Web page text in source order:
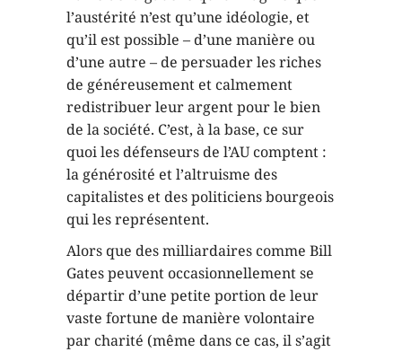
l’austérité n’est qu’une idéologie, et
qu’il est possible – d’une manière ou
d’une autre – de persuader les riches
de généreusement et calmement
redistribuer leur argent pour le bien
de la société. C’est, à la base, ce sur
quoi les défenseurs de l’AU comptent :
la générosité et l’altruisme des
capitalistes et des politiciens bourgeois
qui les représentent.
Alors que des milliardaires comme Bill
Gates peuvent occasionnellement se
départir d’une petite portion de leur
vaste fortune de manière volontaire
par charité (même dans ce cas, il s’agit